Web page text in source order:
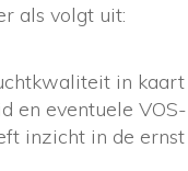
als volgt uit:
in kaart
en eventuele VOS-
inzicht in de ernst